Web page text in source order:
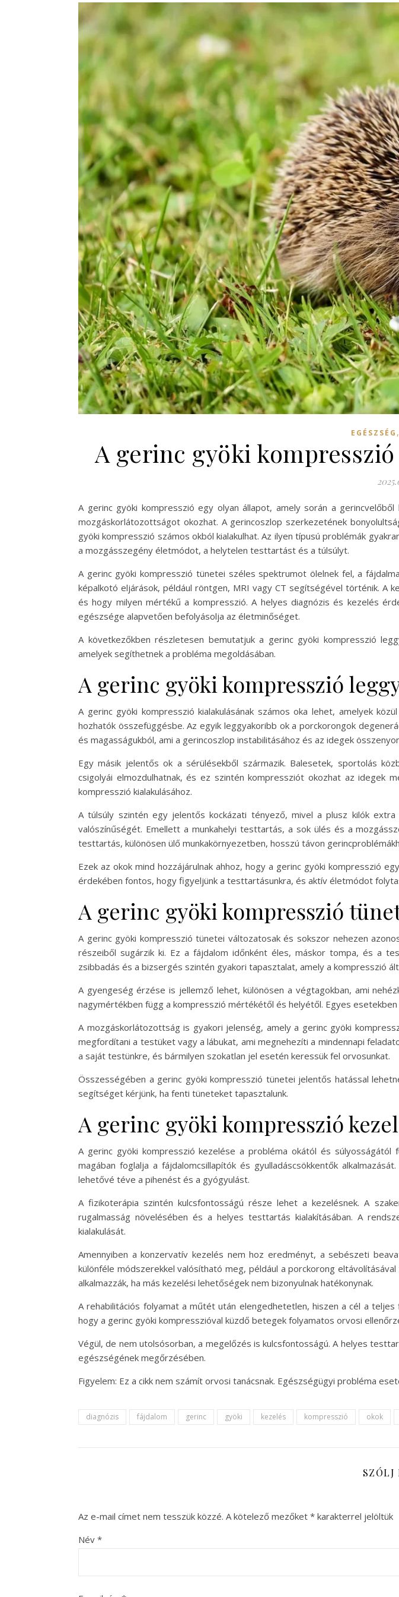
EGÉSZSÉG ,
A gerinc gyöki
A gerinc gyöki kompresszió egy olyan állapot, amely során a
mozgáskorlátozottságot okozhat. A gerincoszlop szerkezetének
gyöki kompresszió számos okból kialakulhat. Az ilyen típusú problémák
a mozgásszegény életmódot, a helytelen testtartást és a túlsúlyt.
A gerinc gyöki kompresszió tünetei széles spektrumot ölelnek fel, a
képalkotó eljárások, például röntgen, MRI vagy CT segítségével történik. A
és hogy milyen mértékű a kompresszió. A helyes diagnózis és kezelés
egészsége alapvetően befolyásolja az életminőséget.
A következőkben részletesen bemutatjuk a gerinc gyöki kompresszió
amelyek segíthetnek a probléma megoldásában.
A gerinc gyöki kompresszió
A gerinc gyöki kompresszió kialakulásának számos oka lehet, amelyek
hozhatók összefüggésbe. Az egyik leggyakoribb ok a porckorongok
és magasságukból, ami a gerincoszlop instabilitásához és az idegek
Egy másik jelentős ok a sérülésekből származik. Balesetek, sportolás
csigolyái elmozdulhatnak, és ez szintén kompressziót okozhat az idegek
kompresszió kialakulásához.
A túlsúly szintén egy jelentős kockázati tényező, mivel a plusz kilók
valószínűségét. Emellett a munkahelyi testtartás, a sok ülés és a
testtartás, különösen ülő munkakörnyezetben, hosszú távon
Ezek az okok mind hozzájárulnak ahhoz, hogy a gerinc gyöki kompresszió
érdekében fontos, hogy figyeljünk a testtartásunkra, és aktív életmódot
A gerinc gyöki kompresszió
A gerinc gyöki kompresszió tünetei változatosak és sokszor nehezen
részeiből sugárzik ki. Ez a fájdalom időnként éles, máskor tompa, és a
zsibbadás és a bizsergés szintén gyakori tapasztalat, amely a kompresszió
A gyengeség érzése is jellemző lehet, különösen a végtagokban, ami
nagymértékben függ a kompresszió mértékétől és helyétől. Egyes
A mozgáskorlátozottság is gyakori jelenség, amely a gerinc gyöki
megfordítani a testüket vagy a lábukat, ami megnehezíti a mindennapi
a saját testünkre, és bármilyen szokatlan jel esetén keressük fel orvosunkat.
Összességében a gerinc gyöki kompresszió tünetei jelentős hatással
segítséget kérjünk, ha fenti tüneteket tapasztalunk.
A gerinc gyöki kompresszió
A gerinc gyöki kompresszió kezelése a probléma okától és
magában foglalja a fájdalomcsillapítók és gyulladáscsökkentők
lehetővé téve a pihenést és a gyógyulást.
A fizikoterápia szintén kulcsfontosságú része lehet a kezelésnek. A
rugalmasság növelésében és a helyes testtartás kialakításában. A
kialakulását.
Amennyiben a konzervatív kezelés nem hoz eredményt, a sebészeti
különféle módszerekkel valósítható meg, például a porckorong
alkalmazzák, ha más kezelési lehetőségek nem bizonyulnak hatékonynak.
A rehabilitációs folyamat a műtét után elengedhetetlen, hiszen a cél a
hogy a gerinc gyöki kompresszióval küzdő betegek folyamatos orvosi
Végül, de nem utolsósorban, a megelőzés is kulcsfontosságú. A helyes
egészségének megőrzésében.
Figyelem: Ez a cikk nem számít orvosi tanácsnak. Egészségügyi probléma
diagnózis fájdalom gerinc gyöki kezelés kompresszió okok
SZÓLJ
Az e-mail címet nem tesszük közzé. A kötelező mezőket * karakterrel jelöltük
Név *